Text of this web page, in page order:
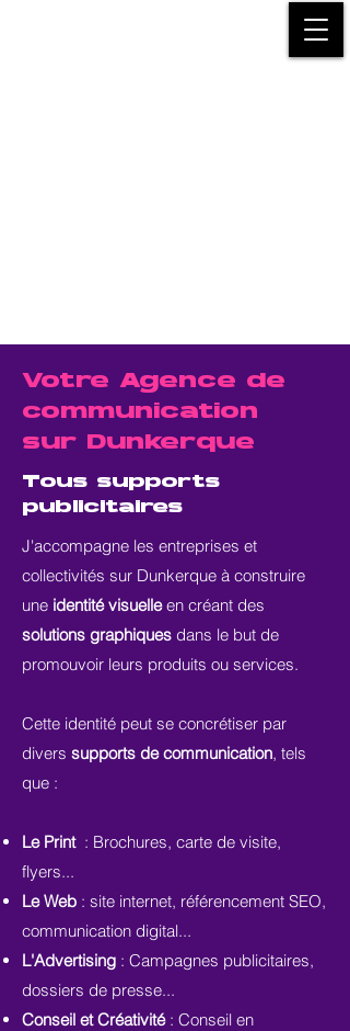
Votre Agence de
communication
sur Dunkerque
Tous supports
publicitaires
J'accompagne les entreprises et
collectivités sur Dunkerque à construire
une identité visuelleen créant des
solutions graphiques dans le but de
promouvoir leurs produits ou services.
Cette identité peut se concrétiser par
divers supports de communication, tels
que :
Le Print: Brochures, carte de visite,
flyers...
Le Web : site internet, référencement SEO,
communication digital...
L'Advertising : Campagnes publicitaires,
dossiers de presse...
Conseil et Créativité: Conseil en